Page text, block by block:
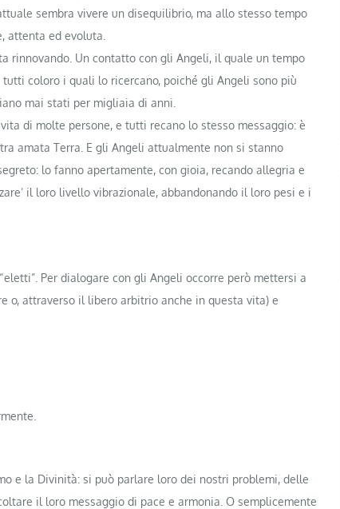
sembra vivere un disequilibrio, ma allo stesso tempo
attenta ed evoluta.
rinnovando. Un contatto con gli Angeli, il quale un tempo
coloro i quali lo ricercano, poiché gli Angeli sono più
mai stati per migliaia di anni.
di molte persone, e tutti recano lo stesso messaggio: è
amata Terra. E gli Angeli attualmente non si stanno
lo fanno apertamente, con gioia, recando allegria e
il loro livello vibrazionale, abbandonando il loro pesi e i
Per dialogare con gli Angeli occorre però mettersi a
o, attraverso il libero arbitrio anche in questa vita) e
e la Divinità: si può parlare loro dei nostri problemi, delle
il loro messaggio di pace e armonia. O semplicemente